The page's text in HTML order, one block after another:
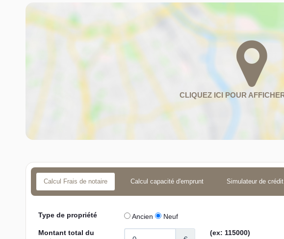
Calcul Frais de notaire Calcul capacité d'emprunt Simulateur de crédit